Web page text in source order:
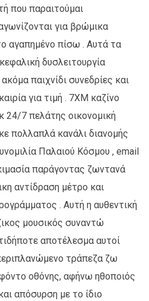
που παραιτούμαι
για βρώμικα
αγαπημένο πίσω . Αυτά τα
δυσλειτουργία
παιχνίδι συνεδρίες και
για τιμή . 7XM καζίνο
24/7 πελάτης οικονομική
πολλαπλά κανάλι διανομής
Παλαιού Κόσμου , email
παράγοντας ζωντανά
αντίδραση μέτρο και
. Αυτή η αυθεντική
μουσικός συναντώ
αποτέλεσμα αυτοί
τράπεζα ζω
οθόνης, αφήνω ηθοποιός
απόσυρση με το ίδιο